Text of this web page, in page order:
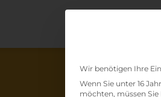
Wir benötigen Ihre
Wenn Sie unter 16
möchten, müssen